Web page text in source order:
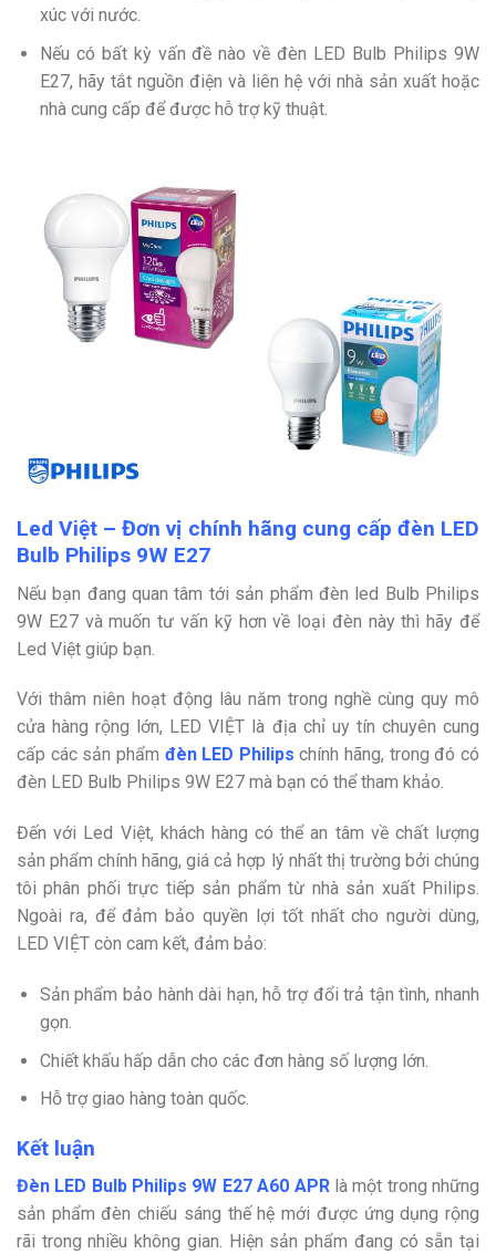
xúc với nước.
Nếu có bất kỳ vấn đề nào về đèn LED Bulb Philips 9W
E27, hãy tắt nguồn điện và liên hệ với nhà sản xuất hoặc
nhà cung cấp để được hỗ trợ kỹ thuật.
Led Việt – Đơn vị chính hãng cung cấp đèn LED
Bulb Philips 9W E27
Nếu bạn đang quan tâm tới sản phẩm đèn led Bulb Philips
9W E27 và muốn tư vấn kỹ hơn về loại đèn này thì hãy để
Led Việt giúp bạn.
Với thâm niên hoạt động lâu năm trong nghề cùng quy mô
cửa hàng rộng lớn, LED VIỆT là địa chỉ uy tín chuyên cung
cấp các sản phẩm đèn LED Philips chính hãng, trong đó có
đèn LED Bulb Philips 9W E27 mà bạn có thể tham khảo.
Đến với Led Việt, khách hàng có thể an tâm về chất lượng
sản phẩm chính hãng, giá cả hợp lý nhất thị trường bởi chúng
tôi phân phối trực tiếp sản phẩm từ nhà sản xuất Philips.
Ngoài ra, để đảm bảo quyền lợi tốt nhất cho người dùng,
LED VIỆT còn cam kết, đảm bảo:
Sản phẩm bảo hành dài hạn, hỗ trợ đổi trả tận tình, nhanh
gọn.
Chiết khấu hấp dẫn cho các đơn hàng số lượng lớn.
Hỗ trợ giao hàng toàn quốc.
Kết luận
Đèn LED Bulb Philips 9W E27 A60 APRlà một trong những
sản phẩm đèn chiếu sáng thế hệ mới được ứng dụng rộng
rãi trong nhiều không gian. Hiện sản phẩm đang có sẵn tại